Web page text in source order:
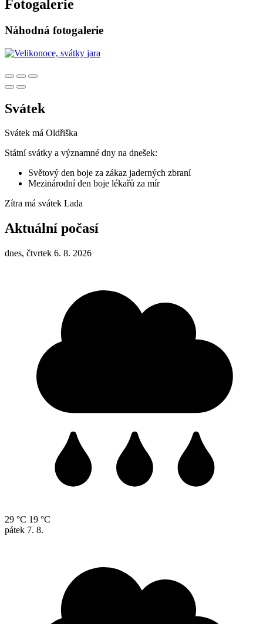
Fotogalerie
Náhodná fotogalerie
Svátek
Svátek má Oldřiška
Státní svátky a významné dny na dnešek:
Světový den boje za zákaz jaderných zbraní
Mezinárodní den boje lékařů za mír
Zítra má svátek Lada
Aktuální počasí
dnes, čtvrtek 6. 8. 2026
29 °C 19 °C
pátek 7. 8.